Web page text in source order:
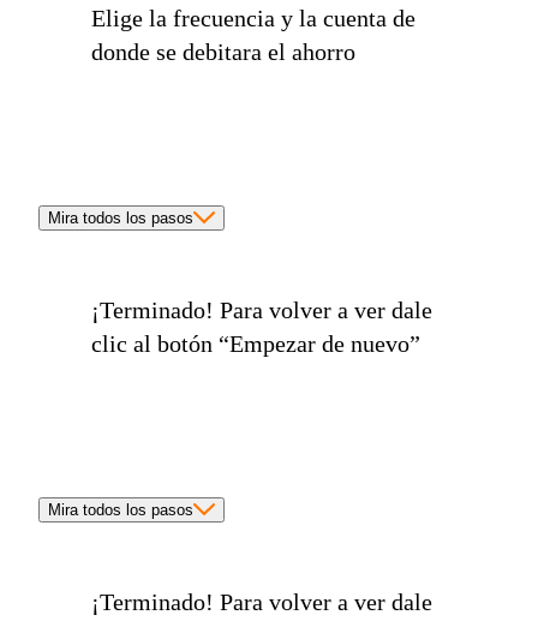
Elige la frecuencia y la cuenta de
donde se debitara el ahorro
Mira todos los pasos
¡Terminado! Para volver a ver dale
clic al botón “Empezar de nuevo”
Mira todos los pasos
¡Terminado! Para volver a ver dale